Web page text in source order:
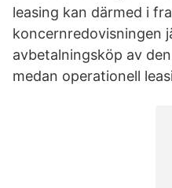
leasing kan därmed i
koncernredovisningen
avbetalningsköp av
medan operationell